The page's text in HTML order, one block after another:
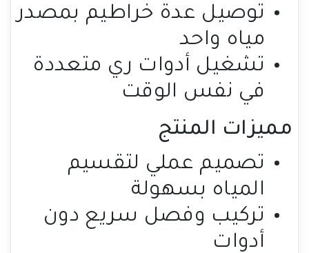
توصيل عدة خراطيم بمصدر
مياه واحد
تشغيل أدوات ري متعددة
في نفس الوقت
مميزات المنتج
تصميم عملي لتقسيم
المياه بسهولة
تركيب وفصل سريع دون
أدوات